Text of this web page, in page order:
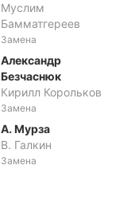
Муслим
Бамматгереев
Замена
Александр
Безчаснюк
Кирилл Корольков
Замена
А. Мурза
В. Галкин
Замена